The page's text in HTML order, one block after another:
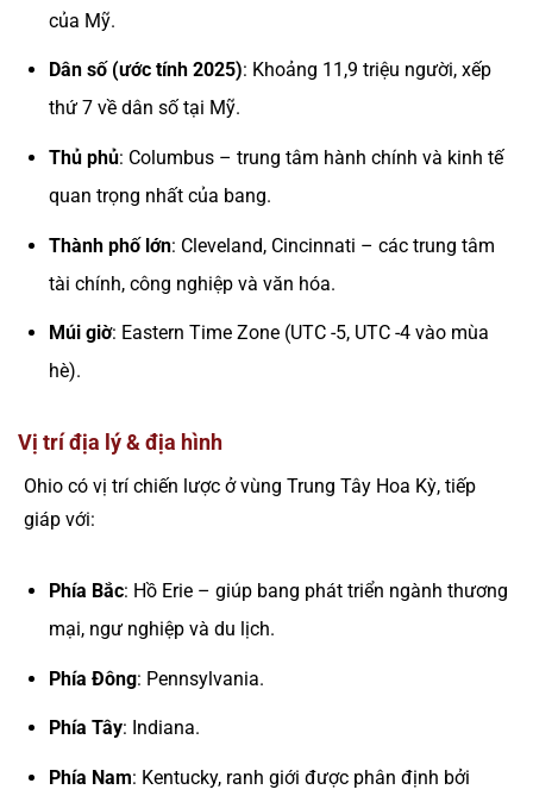
của Mỹ.
Dân số (ước tính 2025): Khoảng 11,9 triệu người, xếp
thứ 7 về dân số tại Mỹ.
Thủ phủ: Columbus – trung tâm hành chính và kinh tế
quan trọng nhất của bang.
Thành phố lớn: Cleveland, Cincinnati – các trung tâm
tài chính, công nghiệp và văn hóa.
Múi giờ: Eastern Time Zone (UTC -5, UTC -4 vào mùa
hè).
Vị trí địa lý & địa hình
Ohio có vị trí chiến lược ở vùng Trung Tây Hoa Kỳ, tiếp
giáp với:
Phía Bắc: Hồ Erie – giúp bang phát triển ngành thương
mại, ngư nghiệp và du lịch.
Phía Đông: Pennsylvania.
Phía Tây: Indiana.
Phía Nam: Kentucky, ranh giới được phân định bởi